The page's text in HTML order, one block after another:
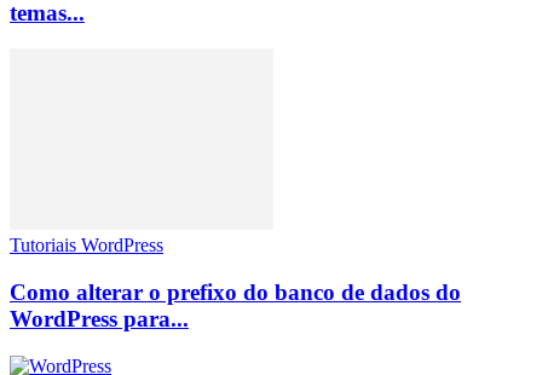
temas...
Tutoriais WordPress
Como alterar o prefixo do banco de dados do
WordPress para...